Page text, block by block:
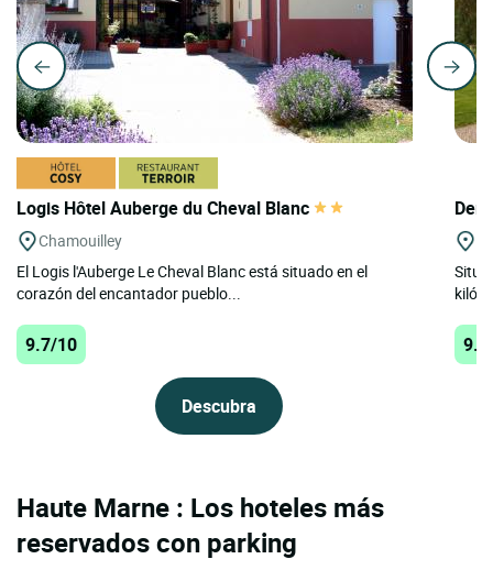
Logis Hôtel Auberge du Cheval Blanc
Chamouilley
El Logis l'Auberge Le Cheval Blanc está situado en el
corazón del encantador pueblo...
9.7/10
Descubra
Haute Marne : Los hoteles más
reservados con parking